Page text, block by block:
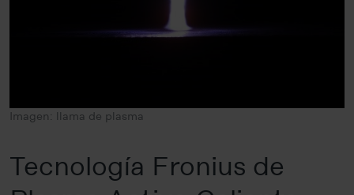
Imagen: llama de plasma
Tecnología Fronius de